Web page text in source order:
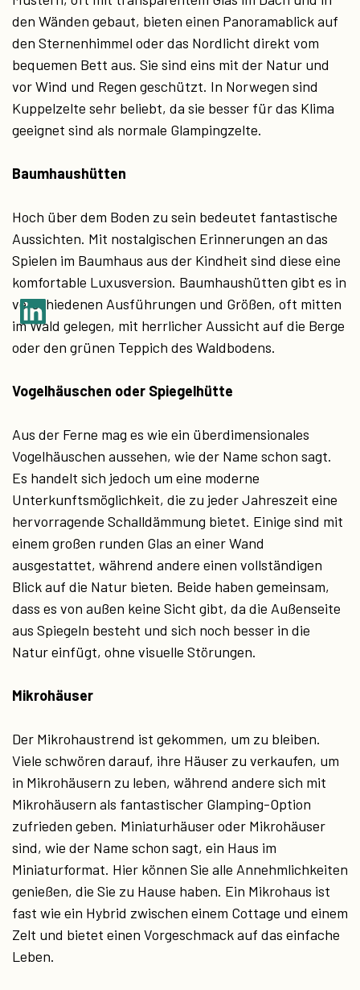
den Wänden gebaut, bieten einen Panoramablick auf
den Sternenhimmel oder das Nordlicht direkt vom
bequemen Bett aus. Sie sind eins mit der Natur und
vor Wind und Regen geschützt. In Norwegen sind
Kuppelzelte sehr beliebt, da sie besser für das Klima
geeignet sind als normale Glampingzelte.
Baumhaushütten
Hoch über dem Boden zu sein bedeutet fantastische
Aussichten. Mit nostalgischen Erinnerungen an das
Spielen im Baumhaus aus der Kindheit sind diese eine
komfortable Luxusversion. Baumhaushütten gibt es in
verschiedenen Ausführungen und Größen, oft mitten
im Wald gelegen, mit herrlicher Aussicht auf die Berge
oder den grünen Teppich des Waldbodens.
Vogelhäuschen oder Spiegelhütte
Aus der Ferne mag es wie ein überdimensionales
Vogelhäuschen aussehen, wie der Name schon sagt.
Es handelt sich jedoch um eine moderne
Unterkunftsmöglichkeit, die zu jeder Jahreszeit eine
hervorragende Schalldämmung bietet. Einige sind mit
einem großen runden Glas an einer Wand
ausgestattet, während andere einen vollständigen
Blick auf die Natur bieten. Beide haben gemeinsam,
dass es von außen keine Sicht gibt, da die Außenseite
aus Spiegeln besteht und sich noch besser in die
Natur einfügt, ohne visuelle Störungen.
Mikrohäuser
Der Mikrohaustrend ist gekommen, um zu bleiben.
Viele schwören darauf, ihre Häuser zu verkaufen, um
in Mikrohäusern zu leben, während andere sich mit
Mikrohäusern als fantastischer Glamping-Option
zufrieden geben. Miniaturhäuser oder Mikrohäuser
sind, wie der Name schon sagt, ein Haus im
Miniaturformat. Hier können Sie alle Annehmlichkeiten
genießen, die Sie zu Hause haben. Ein Mikrohaus ist
fast wie ein Hybrid zwischen einem Cottage und einem
Zelt und bietet einen Vorgeschmack auf das einfache
Leben.